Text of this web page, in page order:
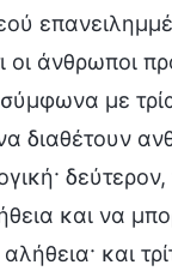
οι άνθρωποι
σύμφωνα με
διαθέτουν
δεύτερον,
και να
και